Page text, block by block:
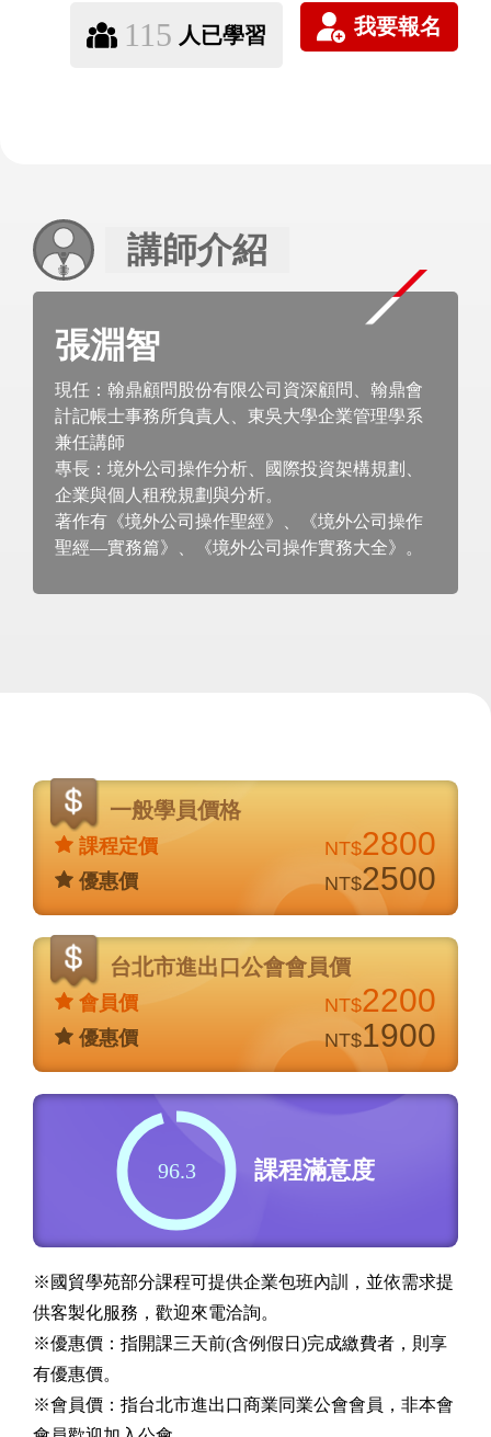
115 人已學習
講師介紹
張淵智
現任：翰鼎顧問股份有限公司資深顧問、翰鼎會
計記帳士事務所負責人、東吳大學企業管理學系
兼任講師
專長：境外公司操作分析、國際投資架構規劃、
企業與個人租稅規劃與分析。
著作有《境外公司操作聖經》、《境外公司操作
聖經—實務篇》、《境外公司操作實務大全》。
價
說
一般學員價格
課程定價 NT$2800
優惠價 NT$2500
台北市進出口公會會員價
會員價 NT$2200
優惠價 NT$1900
96.3 課程滿意度
※國貿學苑部分課程可提供企業包班內訓，並依需求提
供客製化服務，歡迎來電洽詢。
※優惠價：指開課三天前(含例假日)完成繳費者，則享
有優惠價。
※會員價：指台北市進出口商業同業公會會員，非本會